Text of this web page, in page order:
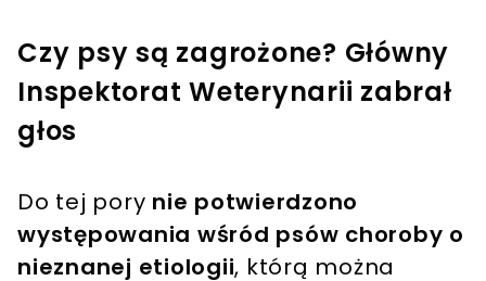
Czy psy są zagrożone? Główny
Inspektorat Weterynarii zabrał
głos
Do tej pory nie potwierdzono
występowania wśród psów choroby o
nieznanej etiologii, którą można